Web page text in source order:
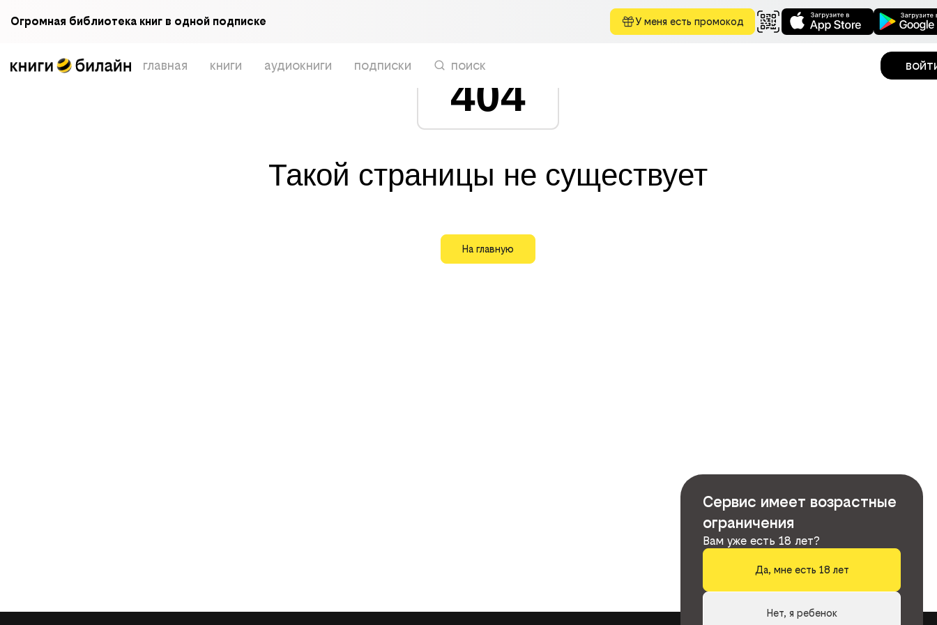
Огромная библиотека книг в одной подписке У меня есть промокод
главная книги аудиокниги подписки поиск
404
Такой страницы не существует
На главную
Сервис имеет возрастные
ограничения
Вам уже есть 18 лет?
Да, мне есть 18 лет
Нет, я ребенок